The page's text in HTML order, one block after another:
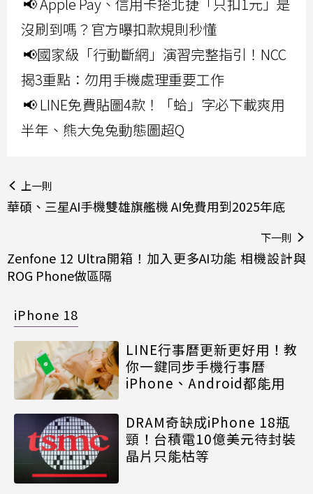
沒刷到嗎？官方曝扣款規則秒懂
📢國家級「行動斷網」演習完整指引！NCC
揭3重點：勿用手機處理重要工作
📢 LINE免費貼圖4款！「蛤」字必下載爽用
半年、熊大兔兔動態圖超Q
上一則
華碩、三星AI手機雙雄旗艦機 AI免費用到2025年底
下一則
Zenfone 12 Ultra開箱！加入更多AI功能 相機設計與
ROG Phone做區隔
iPhone 18
LINE行事曆更新更好用！教
你一鍵同步手機行事曆
iPhone、Android都能用
DRAM奇缺成iPhone 18瓶
頸！台積電10億美元待封裝
晶片只能枯等